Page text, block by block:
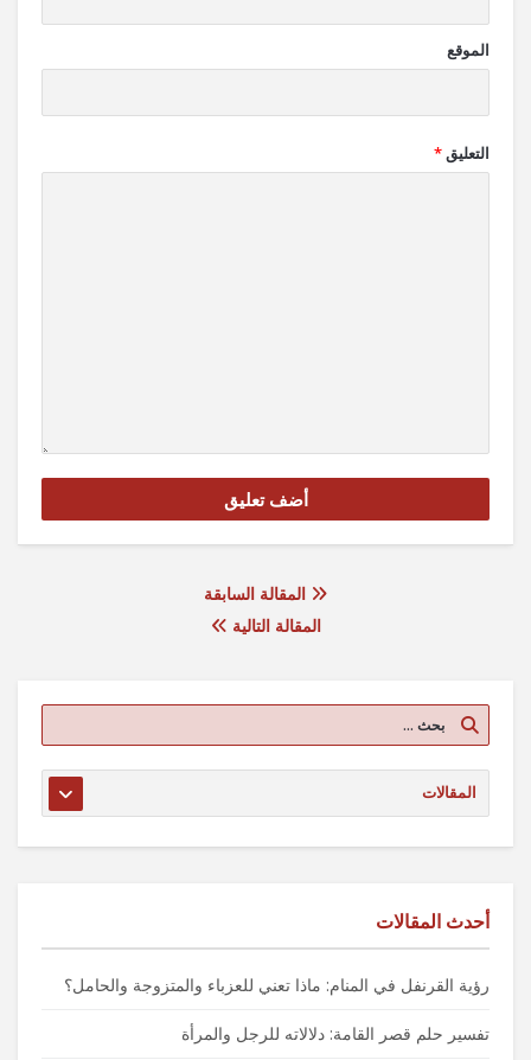
الموقع
التعليق*
المقالة السابقة
المقالة التالية
أحدث المقالات
رؤية القرنفل في المنام: ماذا تعني للعزباء والمتزوجة والحامل؟
تفسير حلم قصر القامة: دلالاته للرجل والمرأة